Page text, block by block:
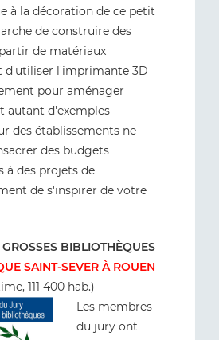
à la décoration de ce petit
de construire des
de matériaux
d'utiliser l'imprimante 3D
pour aménager
autant d'exemples
des établissements ne
des budgets
à des projets de
de s'inspirer de votre
BIBLIOTHÈQUES
SAINT-SEVER À ROUEN
111 400 hab.)
Les membres
du jury ont